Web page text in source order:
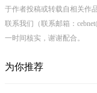
于作者投稿或转载自相关作
联系我们（联系邮箱：
一时间核实，谢谢配合。
为你推荐